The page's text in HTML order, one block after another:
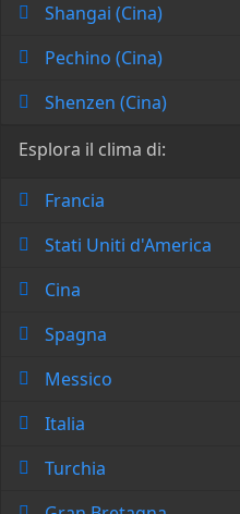
Shangai (Cina)
Pechino (Cina)
Shenzen (Cina)
Esplora il clima di:
Francia
Stati Uniti d'America
Cina
Spagna
Messico
Italia
Turchia